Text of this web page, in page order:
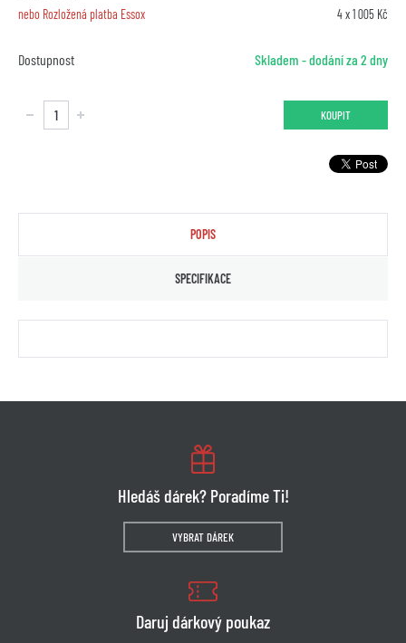
nebo Rozložená platba Essox
4 x 1 005 Kč
Dostupnost Skladem - dodání za 2 dny
KOUPIT
POPIS
SPECIFIKACE
Hledáš dárek? Poradíme Ti!
VYBRAT DÁREK
Daruj dárkový poukaz